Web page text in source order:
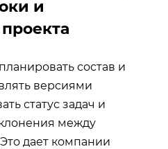
и
состав и
версиями
статус задач и
между
дает компании